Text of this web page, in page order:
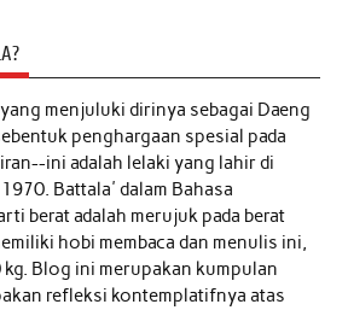
yang menjuluki dirinya sebagai Daeng
penghargaan spesial pada
ini adalah lelaki yang lahir di
Battala' dalam Bahasa
berat adalah merujuk pada berat
hobi membaca dan menulis ini,
Blog ini merupakan kumpulan
refleksi kontemplatifnya atas